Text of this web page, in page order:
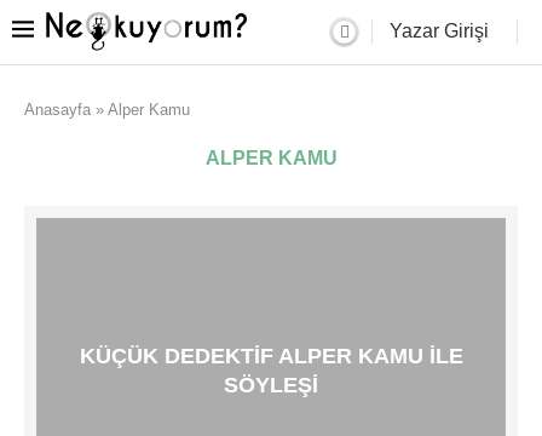
Yazar Girişi
Anasayfa » Alper Kamu
ALPER KAMU
KÜÇÜK DEDEKTIF ALPER KAMU ILE
SÖYLEŞI